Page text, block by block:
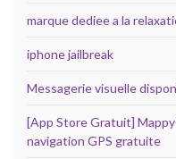
marque dediee a la
iphone jailbreak
Messagerie visuelle
[App Store Gratuit]
navigation GPS gratuite